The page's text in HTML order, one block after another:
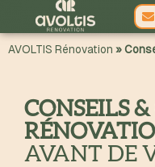
principal
AVOLTIS Rénovation »
CONSEILS
AVANT DE